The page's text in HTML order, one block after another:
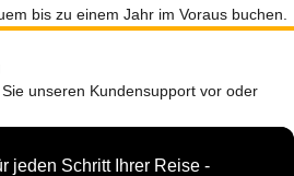
bis zu einem Jahr im Voraus buchen.
unseren Kundensupport vor oder
jeden Schritt Ihrer Reise -